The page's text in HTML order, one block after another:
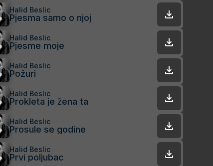
Halid Beslic
Pjesma samo o njoj
Halid Beslic
Pjesme moje
Halid Beslic
Požuri
Halid Beslic
Prokleta je žena ta
Halid Beslic
Prosule se godine
Halid Beslic
Prvi poljubac